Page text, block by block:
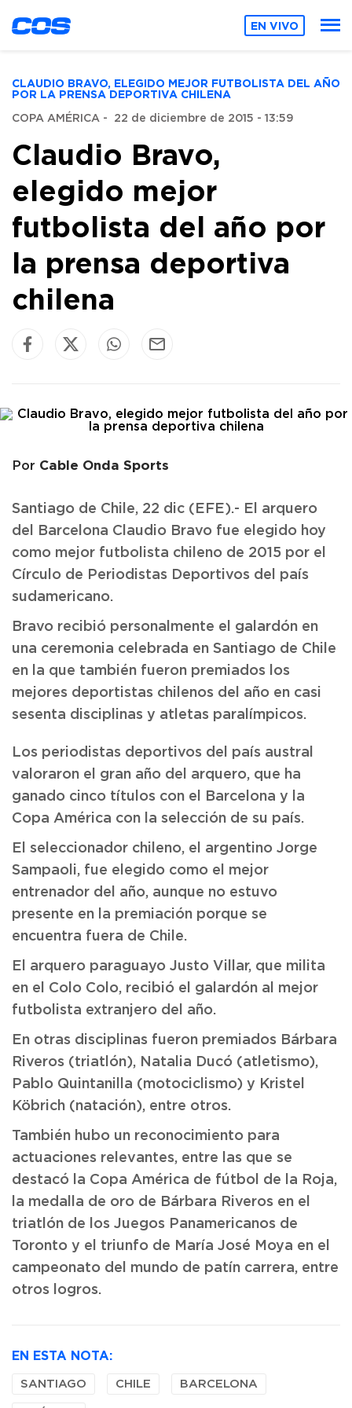
EN VIVO
CLAUDIO BRAVO, ELEGIDO MEJOR FUTBOLISTA DEL AÑO
POR LA PRENSA DEPORTIVA CHILENA
COPA AMÉRICA - 22 de diciembre de 2015 - 13:59
Claudio Bravo,
elegido mejor
futbolista del año por
la prensa deportiva
chilena
Por Cable Onda Sports
Santiago de Chile, 22 dic (EFE).- El arquero
del Barcelona Claudio Bravo fue elegido hoy
como mejor futbolista chileno de 2015 por el
Círculo de Periodistas Deportivos del país
sudamericano.
Bravo recibió personalmente el galardón en
una ceremonia celebrada en Santiago de Chile
en la que también fueron premiados los
mejores deportistas chilenos del año en casi
sesenta disciplinas y atletas paralímpicos.
Los periodistas deportivos del país austral
valoraron el gran año del arquero, que ha
ganado cinco títulos con el Barcelona y la
Copa América con la selección de su país.
El seleccionador chileno, el argentino Jorge
Sampaoli, fue elegido como el mejor
entrenador del año, aunque no estuvo
presente en la premiación porque se
encuentra fuera de Chile.
El arquero paraguayo Justo Villar, que milita
en el Colo Colo, recibió el galardón al mejor
futbolista extranjero del año.
En otras disciplinas fueron premiados Bárbara
Riveros (triatlón), Natalia Ducó (atletismo),
Pablo Quintanilla (motociclismo) y Kristel
Köbrich (natación), entre otros.
También hubo un reconocimiento para
actuaciones relevantes, entre las que se
destacó la Copa América de fútbol de la Roja,
la medalla de oro de Bárbara Riveros en el
triatlón de los Juegos Panamericanos de
Toronto y el triunfo de María José Moya en el
campeonato del mundo de patín carrera, entre
otros logros.
EN ESTA NOTA:
SANTIAGO CHILE BARCELONA